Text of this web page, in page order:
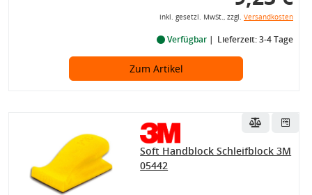
inkl. gesetzl. MwSt., zzgl. Versandkosten
Verfügbar Lieferzeit: 3-4 Tage
Zum Artikel
Soft Handblock Schleifblock 3M
05442